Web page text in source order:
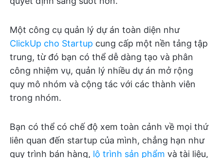
Một công cụ quản lý dự án toàn diện như
ClickUp cho Startup cung cấp một nền tảng tập
trung, từ đó bạn có thể dễ dàng tạo và phân
công nhiệm vụ, quản lý nhiều dự án mở rộng
quy mô nhóm và cộng tác với các thành viên
trong nhóm.
Bạn có thể có chế độ xem toàn cảnh về mọi thứ
liên quan đến startup của mình, chẳng hạn như
quy trình bán hàng, lộ trình sản phẩm và tài liệu,